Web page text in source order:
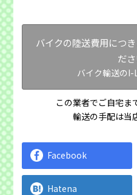
バイクの陸送費用につ
ださ
バイク輸送のI-
この業者でご自宅ま
輸送の手配は当
Facebook
Hatena